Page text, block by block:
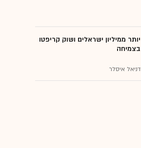
יותר ממיליון ישראלים ושוק קריפטו
בצמיחה
דניאל איסלר